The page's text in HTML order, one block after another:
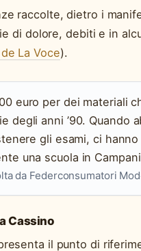
raccolte, dietro i
di dolore, debiti e in
La Voce).
euro per dei materiali
degli anni ’90. Quando
gli esami, ci
una scuola in
da Federconsumatori
Cassino
il punto di